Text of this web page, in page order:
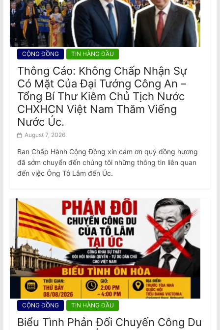
CỘNG ĐỒNG TIN HÀNG ĐẦU
Thông Cáo: Không Chấp Nhận Sự
Có Mặt Của Đại Tướng Công An –
Tổng Bí Thư Kiêm Chủ Tịch Nước
CHXHCN Việt Nam Thăm Viếng
Nước Úc.
August 7, 2026
Ban Chấp Hành Cộng Đồng xin cám ơn quý đồng hương
đã sớm chuyển đến chúng tôi những thông tin liên quan
đến việc Ông Tô Lâm đến Úc.
CỘNG ĐỒNG TIN HÀNG ĐẦU
Biểu Tình Phản Đối Chuyến Công Du